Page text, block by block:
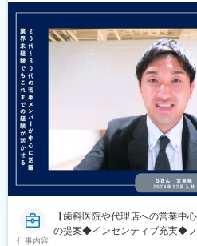
仕事内容
【歯科医院や代理店への営業中
の提案◆インセンティブ充実◆フ